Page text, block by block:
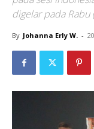
digelar pada Rabu
By Johanna Erly W. -